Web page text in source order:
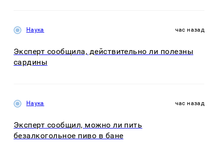
Наука час назад
Эксперт сообщила, действительно ли полезны
сардины
Наука час назад
Эксперт сообщил, можно ли пить
безалкогольное пиво в бане